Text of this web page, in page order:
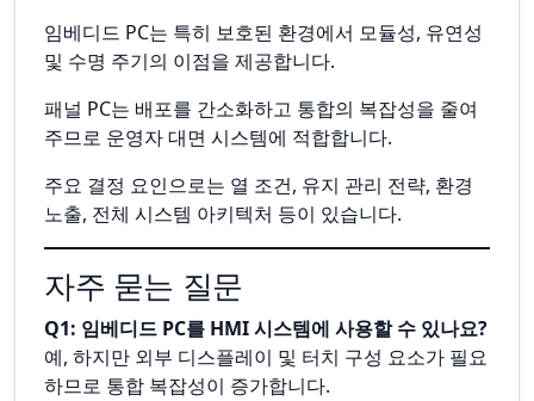
임베디드 PC는 특히 보호된 환경에서 모듈성, 유연성
및 수명 주기의 이점을 제공합니다.
패널 PC는 배포를 간소화하고 통합의 복잡성을 줄여
주므로 운영자 대면 시스템에 적합합니다.
주요 결정 요인으로는 열 조건, 유지 관리 전략, 환경
노출, 전체 시스템 아키텍처 등이 있습니다.
자주 묻는 질문
Q1: 임베디드 PC를 HMI 시스템에 사용할 수 있나요?
예, 하지만 외부 디스플레이 및 터치 구성 요소가 필요
하므로 통합 복잡성이 증가합니다.